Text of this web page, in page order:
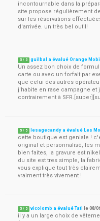
incontournable dans la
site propose régulièrement
sur les réservations
d'arrivée. un très bel outil!
5 / 5 guilbal a évalué Orange
Un assez bon choix de
carte ou avec un forfait par
que celui des autres
j'habite en rase campagne et
contrairement à
5 / 5 lesagecandy a évalué Les
cette boutique est geniale !
original et personnalisé, les
bien faites, la gravure est
du site est tres simple, la
vous explique tout très
vraiment très vivement !
5 / 5 vicolomb a évalué Tati le08/
il y a un large choix de